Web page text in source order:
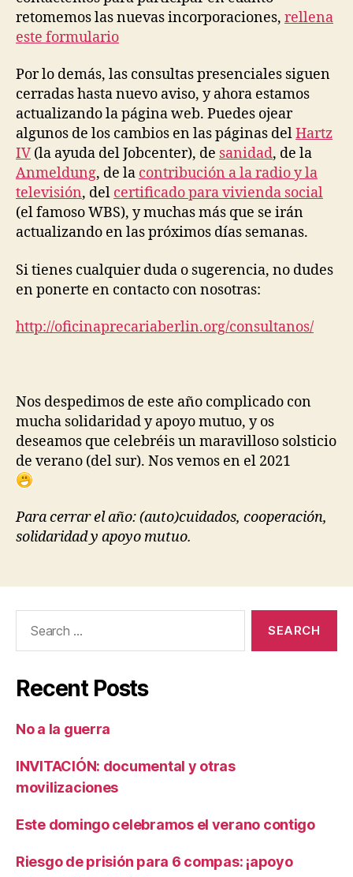
retomemos las nuevas incorporaciones, rellena
este formulario
Por lo demás, las consultas presenciales siguen
cerradas hasta nuevo aviso, y ahora estamos
actualizando la página web. Puedes ojear
algunos de los cambios en las páginas delHartz
IV(la ayuda del Jobcenter), de sanidad, de la
Anmeldung, de la contribución a la radio y la
televisión, del certificado para vivienda social
(el famoso WBS), y muchas más que se irán
actualizando en las próximos días semanas.
Si tienes cualquier duda o sugerencia, no dudes
en ponerte en contacto con nosotras:
http://oficinaprecariaberlin.org/consultanos/
Nos despedimos de este año complicado con
mucha solidaridad y apoyo mutuo, y os
deseamos que celebréis un maravilloso solsticio
de verano (del sur). Nos vemos en el 2021
Para cerrar el año: (auto)cuidados, cooperación,
solidaridad y apoyo mutuo.
Recent Posts
No a la guerra
INVITACIÓN: documental y otras
movilizaciones
Este domingo celebramos el verano contigo
Riesgo de prisión para 6 compas: ¡apoyo